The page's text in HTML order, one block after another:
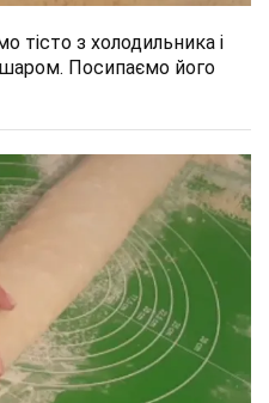
тісто з холодильника і
Посипаємо його